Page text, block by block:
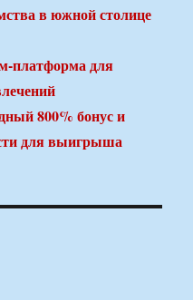
в южной столице
платформа для
800% бонус и
для выигрыша